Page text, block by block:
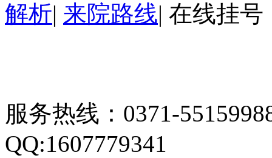
解析| 来院路线| 在线挂号
服务热线：0371-
QQ:1607779341